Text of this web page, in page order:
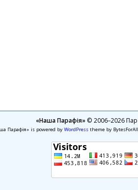
«Наша Парафія»© 2006–2026
Парафія» is powered by WordPresstheme by